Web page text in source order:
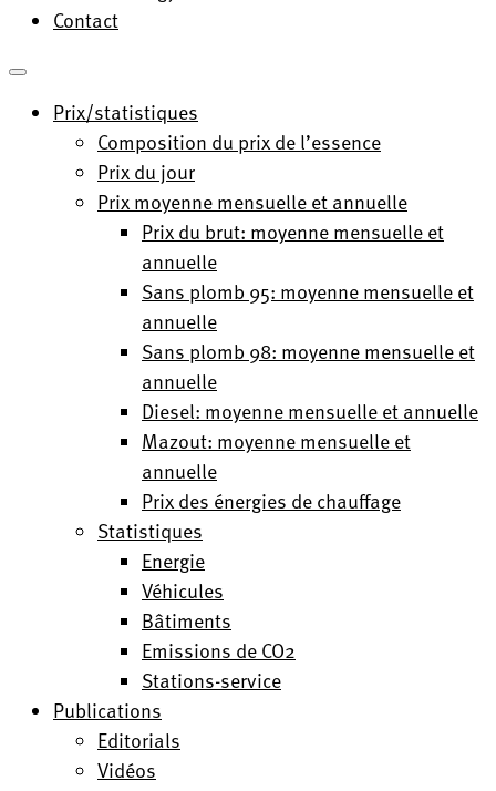
Contact
Prix/statistiques
Composition du prix de l’essence
Prix du jour
Prix moyenne mensuelle et annuelle
Prix du brut: moyenne mensuelle et
annuelle
Sans plomb 95: moyenne mensuelle et
annuelle
Sans plomb 98: moyenne mensuelle et
annuelle
Diesel: moyenne mensuelle et annuelle
Mazout: moyenne mensuelle et
annuelle
Prix des énergies de chauffage
Statistiques
Energie
Véhicules
Bâtiments
Emissions de CO2
Stations-service
Publications
Editorials
Vidéos